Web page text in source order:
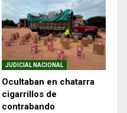
JUDICIAL NACIONAL
Ocultaban en chatarra
cigarrillos de
contrabando